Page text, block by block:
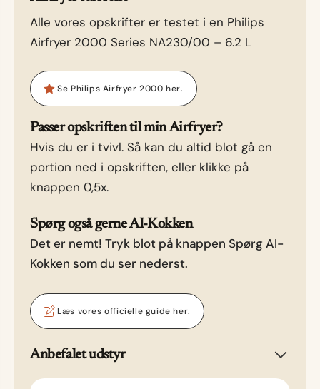
Alle vores opskrifter er testet i en Philips
Airfryer 2000 Series NA230/00 – 6.2 L
Se Philips Airfryer 2000 her.
Passer opskriften til min Airfryer?
Hvis du er i tvivl. Så kan du altid blot gå en
portion ned i opskriften, eller klikke på
knappen 0,5x.
Spørg også gerne AI-Kokken
Det er nemt! Tryk blot på knappen Spørg AI-
Kokken som du ser nederst.
Læs vores officielle guide her.
Anbefalet udstyr